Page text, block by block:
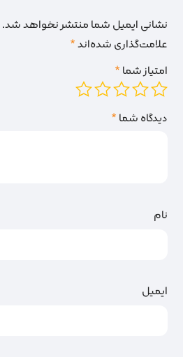
نشانی ایمیل شما منتشر نخواهد شد.
علامت‌گذاری شده‌اند*
امتیاز شما*
دیدگاه شما*
نام
ایمیل